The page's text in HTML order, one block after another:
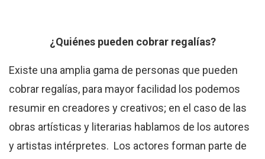
¿Quiénes pueden cobrar regalías?
Existe una amplia gama de personas que pueden
cobrar regalías, para mayor facilidad los podemos
resumir en creadores y creativos; en el caso de las
obras artísticas y literarias hablamos de los autores
y artistas intérpretes. Los actores forman parte de